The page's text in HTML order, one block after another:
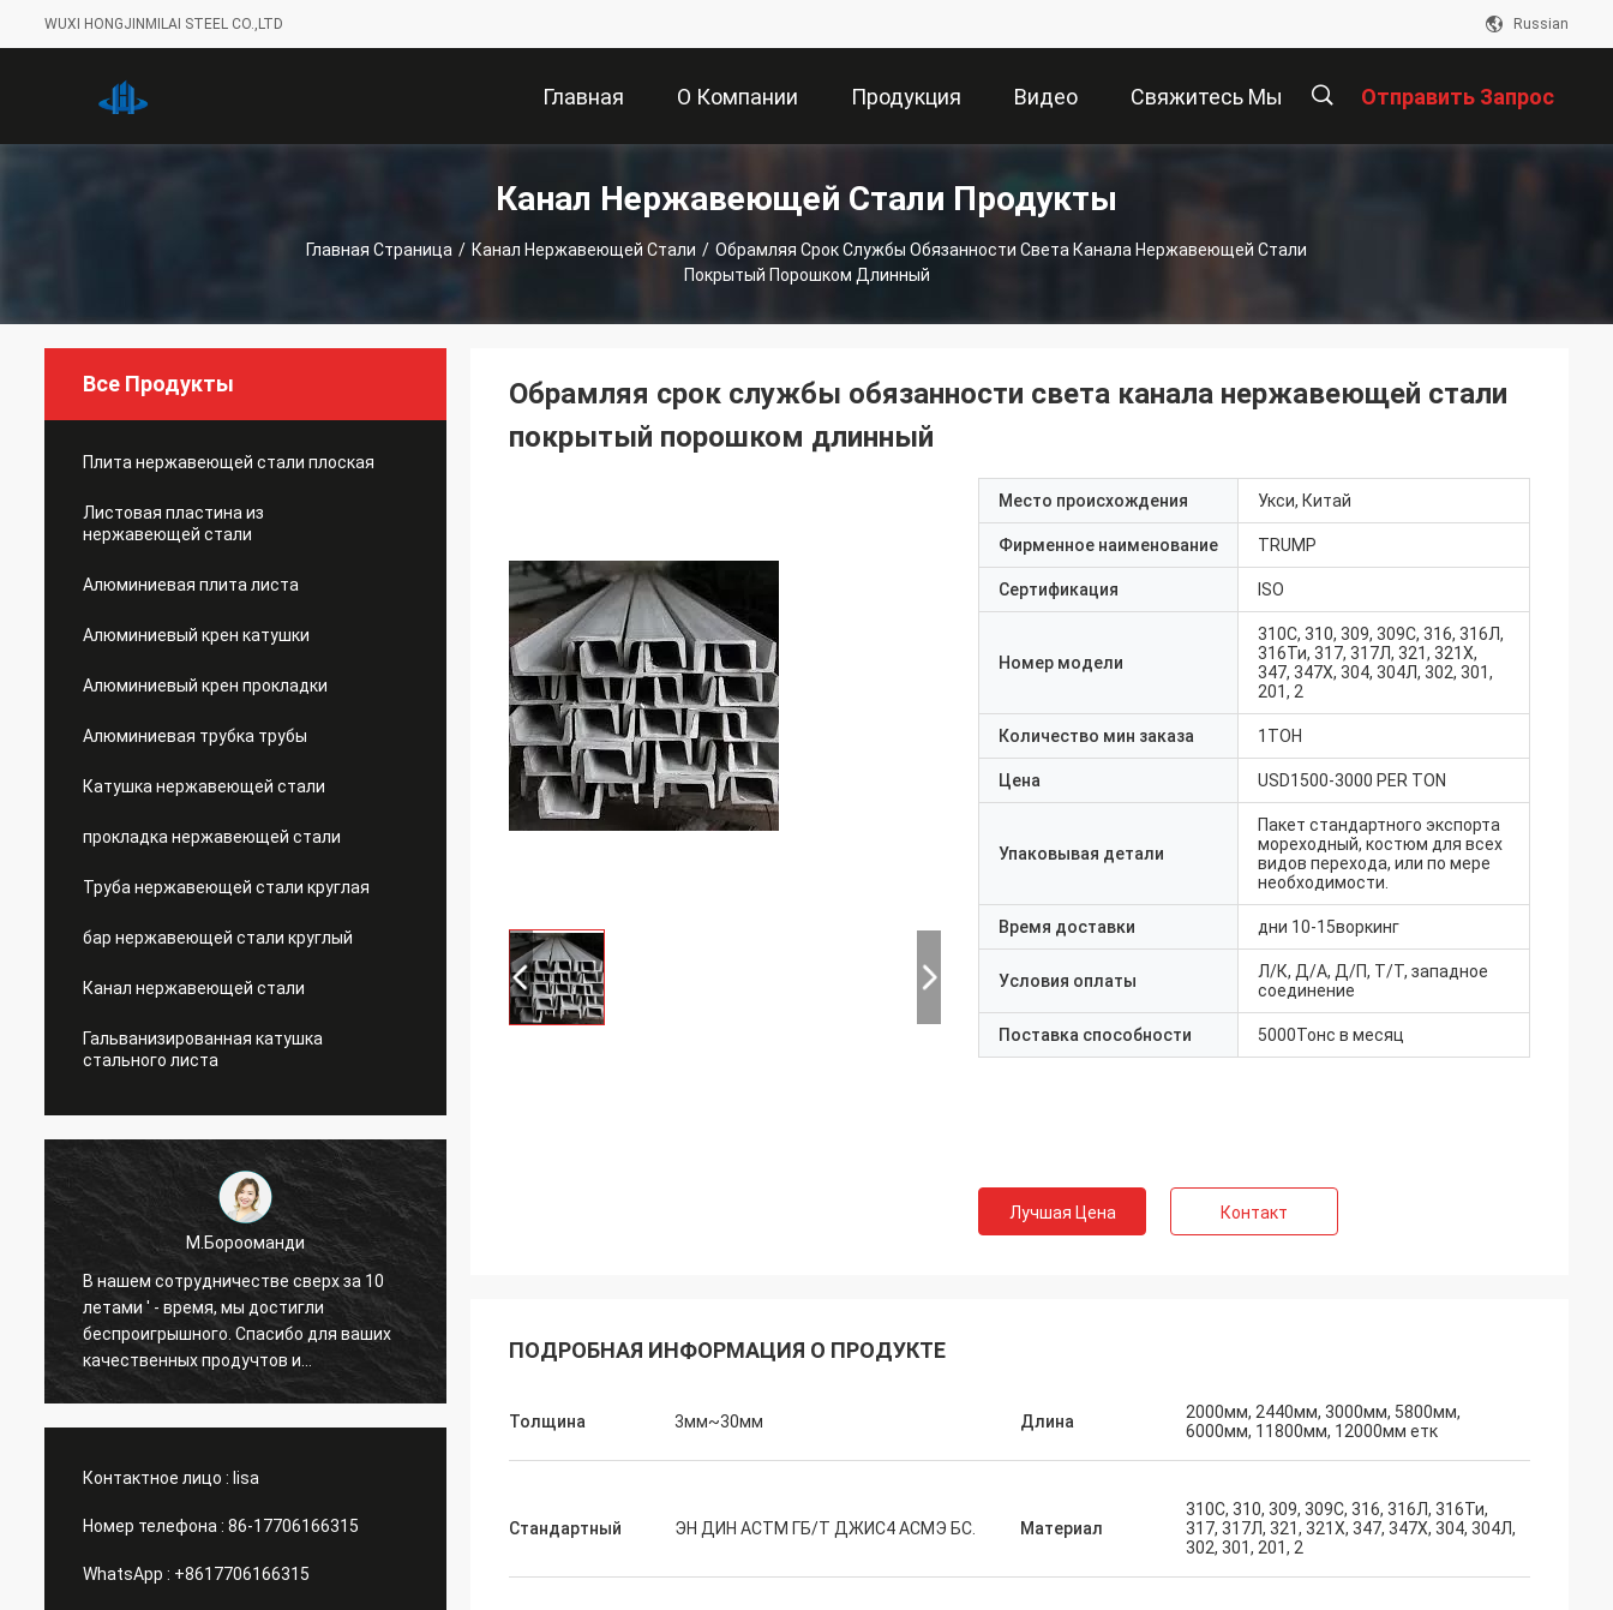
WUXI HONGJINMILAI STEEL CO.,LTD Russian
Главная
Страница
О Компании Продукция Видео Свяжитесь Мы Отправить Запрос
Канал Нержавеющей Стали Продукты
Главная Страница / Канал Нержавеющей Стали / Обрамляя Срок Службы Обязанности Света Канала Нержавеющей Стали
Покрытый Порошком Длинный
Все Продукты
Плита нержавеющей стали плоская
Листовая пластина из
нержавеющей стали
Алюминиевая плита листа
Алюминиевый крен катушки
Алюминиевый крен прокладки
Алюминиевая трубка трубы
Катушка нержавеющей стали
прокладка нержавеющей стали
Труба нержавеющей стали круглая
бар нержавеющей стали круглый
Канал нержавеющей стали
Гальванизированная катушка
стального листа
М.Борооманди
В нашем сотрудничестве сверх за 10
летами ' - время, мы достигли
беспроигрышного. Спасибо для ваших
качественных продучтов и
внимательного обслуживания. Наше
качественных продучтов и
дело имеет большую
Контактное лицо : lisa
Номер телефона : 86-17706166315
WhatsApp : +8617706166315
Обрамляя срок службы обязанности света канала нержавеющей стали
покрытый порошком длинный
Место происхождения Укси, Китай
Фирменное наименование TRUMP
Сертификация ISO
Номер модели
310С, 310, 309, 309С, 316, 316Л,
316Ти, 317, 317Л, 321, 321Х,
347, 347Х, 304, 304Л, 302, 301,
201, 2
Количество мин заказа 1ТОН
Цена USD1500-3000 PER TON
Упаковывая детали
Пакет стандартного экспорта
мореходный, костюм для всех
видов перехода, или по мере
необходимости.
Время доставки дни 10-15воркинг
Условия оплаты
Л/К, Д/А, Д/П, Т/Т, западное
соединение
Поставка способности 5000Тонс в месяц
Лучшая Цена Контакт
ПОДРОБНАЯ ИНФОРМАЦИЯ О ПРОДУКТЕ
Толщина 3мм~30мм Длина
2000мм, 2440мм, 3000мм, 5800мм,
6000мм, 11800мм, 12000мм етк
Стандартный ЭН ДИН АСТМ ГБ/Т ДЖИС4 АСМЭ БС. Материал
310С, 310, 309, 309С, 316, 316Л, 316Ти,
317, 317Л, 321, 321Х, 347, 347Х, 304, 304Л,
302, 301, 201, 2